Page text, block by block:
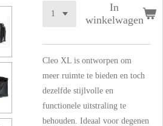
In
winkelwagen
Cleo XL is ontworpen om
meer ruimte te bieden en toch
dezelfde stijlvolle en
functionele uitstraling te
behouden. Ideaal voor degenen